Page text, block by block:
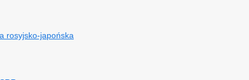
rosyjsko-japońska